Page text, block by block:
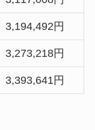
3,194,492円
3,273,218円
3,393,641円